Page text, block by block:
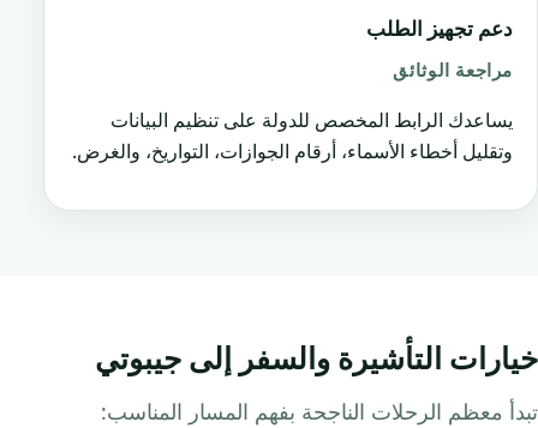
دعم تجهيز الطلب
مراجعة الوثائق
يساعدك الرابط المخصص للدولة على تنظيم البيانات
وتقليل أخطاء الأسماء، أرقام الجوازات، التواريخ، والغرض.
خيارات التأشيرة والسفر إلى جيبوتي
تبدأ معظم الرحلات الناجحة بفهم المسار المناسب: